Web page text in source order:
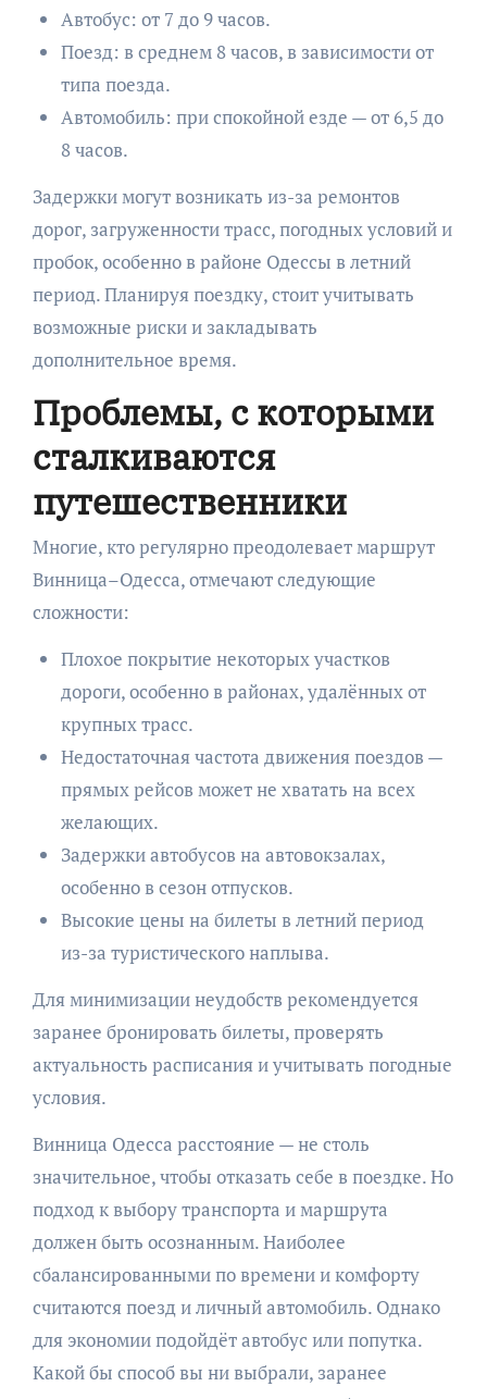
Автобус: от 7 до 9 часов.
Поезд: в среднем 8 часов, в зависимости от
типа поезда.
Автомобиль: при спокойной езде — от 6,5 до
8 часов.
Задержки могут возникать из-за ремонтов
дорог, загруженности трасс, погодных условий и
пробок, особенно в районе Одессы в летний
период. Планируя поездку, стоит учитывать
возможные риски и закладывать
дополнительное время.
Проблемы, с которыми
сталкиваются
путешественники
Многие, кто регулярно преодолевает маршрут
Винница–Одесса, отмечают следующие
сложности:
Плохое покрытие некоторых участков
дороги, особенно в районах, удалённых от
крупных трасс.
Недостаточная частота движения поездов —
прямых рейсов может не хватать на всех
желающих.
Задержки автобусов на автовокзалах,
особенно в сезон отпусков.
Высокие цены на билеты в летний период
из-за туристического наплыва.
Для минимизации неудобств рекомендуется
заранее бронировать билеты, проверять
актуальность расписания и учитывать погодные
условия.
Винница Одесса расстояние — не столь
значительное, чтобы отказать себе в поездке. Но
подход к выбору транспорта и маршрута
должен быть осознанным. Наиболее
сбалансированными по времени и комфорту
считаются поезд и личный автомобиль. Однако
для экономии подойдёт автобус или попутка.
Какой бы способ вы ни выбрали, заранее